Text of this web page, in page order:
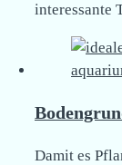
interessante
Damit es